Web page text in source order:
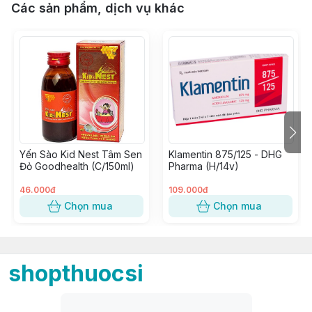
Các sản phẩm, dịch vụ khác
Yến Sào Kid Nest Tâm Sen
Đỏ Goodhealth (C/150ml)
46.000đ
Chọn mua
Klamentin 875/125 - DHG
Pharma (H/14v)
109.000đ
Chọn mua
shopthuocsi